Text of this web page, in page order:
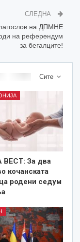
СЛЕДНА
на ДПМНЕ
на референдум
за бегалците!
Сите
ВЕСТ: За два
кочанската
родени седум